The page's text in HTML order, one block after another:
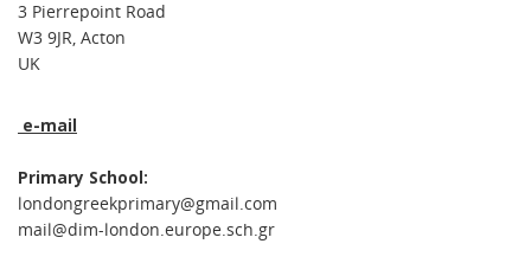
3 Pierrepoint Road
W3 9JR, Acton
UK
e-mail
Primary School:
londongreekprimary@gmail.com
mail@dim-london.europe.sch.gr